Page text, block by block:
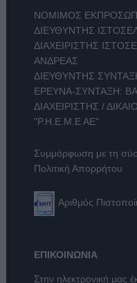
ΝΟΜΙΜΟΣ
ΔΙΕΥΘΥΝΤΗΣ
ΔΙΑΧΕΙΡΙΣΤΗΣ
ΑΝΔΡΕΑΣ
ΔΙΕΥΘΥΝΤΗΣ
ΕΡΕΥΝΑ-ΣΥΝΤΑΞΗ:
ΔΙΑΧΕΙΡΙΣΤΗΣ /
"Ρ.Η.Ε.Μ.Ε ΑΕ"
Συμμόρφωση με τη
Πολιτική Απορρήτου
Αριθμός
ΕΠΙΚΟΙΝΩΝΙΑ
Στην ηλεκτρονική μας